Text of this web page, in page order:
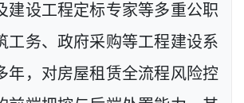
建设工程定标专家等多重公职
工务、政府采购等工程建设系
年，对房屋租赁全流程风险控